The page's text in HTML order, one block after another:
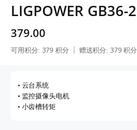
LIGPOWER GB36-2
379.00
可用积分: 379积分 赠送积分: 379积分
• 云台系统
• 监控摄像头电机
• 小齿槽转矩